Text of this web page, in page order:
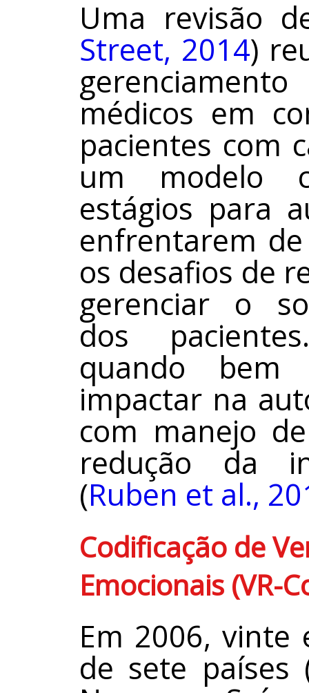
Uma revisão
Street, 2014)
médicos em
pacientes com
um modelo
estágios para
enfrentarem
os desafios de
gerenciar o
dos
quando bem
impactar na
com manejo
redução da
(Ruben et al.,
Codificação de
Emocionais (VR-
Em 2006, vinte
de sete países